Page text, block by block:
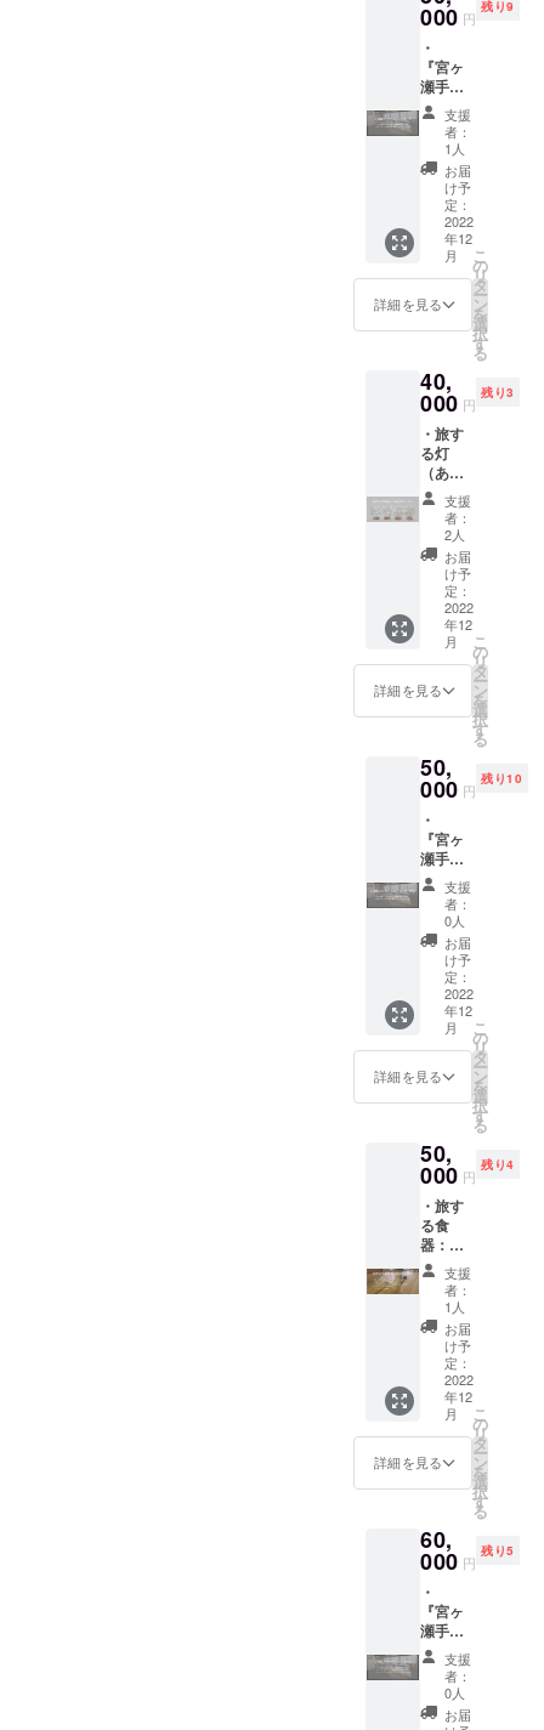
で企画
変更す
る可能
性
有）。
イベン
ト開催
時、清
川村特
産品を
お土産
にお渡
ししま
す。 ▼
山中信
人（や
まなか
と）さ
んプロ
フィー
ル 中学
校卒業
後１５
歳で単
身青森
県弘前
市に渡
り、津
軽三味
線奏者
「山田
千里(や
まだち
さと)」
の内弟
子とし
間修
業。山
田千里
流師範
とな
る。毎
年青森
県弘前
市でお
こなわ
れる津
軽三味
線世界
大会で
はＡ級
個人戦
３連覇
を達成
し殿堂
また津
軽民謡
の伝統
的な唄
付けの
技術を
競い合
う「唄
付け伴
奏部
門」で
３回の
優勝を
獲得。
海外計
３８の
国と地
にわた
り「南
中ソー
ラン」
など現
代風に
アレン
ジした
民謡を
演奏す
蝋燭は
来の西
洋ロウ
ソクと
は異な
りま
す。櫨
（ハ
ゼ）と
いう植
物を用
いて作
は蝋が
垂れず
におい
もしま
せん。
灯火に
集中で
き、瞑
想やマ
インド
フルネ
スと
いった
概念に
も適し
ている
ことか
らも注
目され
ていま
す。
（日）
に分け
て行い
ます
（雨天
の場
合、イ
ベント
内容を
変更し
て開催
しま
す） ＊
宮ヶ瀬
手しご
（神奈
川県愛
甲郡清
川村
宮ヶ瀬
971-
20） ＊
限定40
通費は
自己負
担でお
願いし
ます。
フィー
ル（西
さん）
九州生
まれ九
州育
ち。子
どもの
頃から
自然の
中で遊
ぶこと
が好
き。環
境団体
へ就職
のため
上京す
る。仕
事やプ
ライ
の人間
関係や
将来に
悩んで
いた30
歳のと
きに登
山をは
じめ夢
中にな
り、登
山を通
して自
己成長
する中
で2015
年に
「エベ
レスト
する」
という
夢が見
つか
る。
2017年
に
『チー
ムセブ
ンサ
す。清
特産品
として
力を入
れてい
る清川
恵水
ポーク
を加工
した
ソー
セージ
で、世
る日本
の味を
す。 ・
名称：
ポーク
ソー
セージ
（ウイ
ン
ナー）
・原材
料名：
豚肉
（清川
産）、
食塩、
め、香
辛料、
母エキ
ス ・内
100g ・
保存方
法：要
冷凍
（ー
18℃以
下） ・
添加物
表示：
加工で
んぷ
（Na）
、調味
ミノ酸
等）、
酸化防
止剤
（ビタ
ミン
C）、発
色剤
（亜硝
酸Na）
・アレ
ルギー
表示：
豚肉、
乳成分
・賞味/
消費期
限：裏
面中央
主原料
の原産
地：日
本
ず備考
欄に掲
載を希
望され
るお名
前をご
記入く
ださ
い。 ＊
日程
2022年
10月
オープ
ンを目
処に進
めてい
プニン
グパー
は11月3
日
（木・
祝）の
午後開
催を予
定して
いま
す。
＊場
所
宮ヶ瀬
との家
（神奈
川村
宮ヶ瀬
20） ＊
限定20
人 ＊交
通費は
自己負
担でお
願いし
ます。
清川村
特産の
ソー
セージ
飲食も
提供し
にニッ
クネー
ムを記
載 掲
載期間
（ホー
ムペー
ジ内に
恒久的
に掲載
しま
す）
掲載方
法（文
字の
み） ※
欄に掲
載を希
望され
るお名
前をご
記入く
ださ
い。 可
愛らし
いこじ
んまり
とした
個室で
すが、
専用の
デスク
＆チェ
クにも
最適な
す。共
有ス
ペース
のコリ
ビング
でのテ
レワー
クも可
能なの
と、イ
ベント
や貸し
約が
入って
の離れ
のコ
ワーキ
ングス
ペース
も利用
できま
す。住
み込み
管理人
との交
流を通
して、
宮ヶ瀬
エリア
清川村
のご案
す。
『宮ヶ
ごとの
家』か
ら徒歩1
分の立
地に
宮ヶ瀬
湖があ
000 円
残り9
・
『宮ヶ
瀬手し
ごとの
家」1週
間宿泊
券（1名
様） ・
運営会
社（株
式会社
さとく
らし）
の公式
サイト
上の支
覧に
ニック
ネーム
を記載
掲載
期間
（ホー
ムペー
ジ内に
恒久的
に掲載
しま
す）
掲載方
法（文
字の
み） ※
欄に掲
載を希
望され
るお名
前をご
記入く
ださ
い。 可
愛らし
いこじ
んまり
とした
個室で
すが、
専用の
デスク
＆チェ
クにも
最適な
す。共
有ス
ペース
のコリ
ビング
でのテ
レワー
クも可
能なの
と、イ
ベント
や貸し
約が
入って
の離れ
のコ
ングス
ペース
も利用
できま
す。住
み込み
管理人
支援
者：
1人
お届
け予
定：
2022
年12
月
詳細を見る
こ
の
リ
タ
ー
ン
を
選
択
す
る
40,
000 円
残り3
・旅す
る灯
（あか
り）：
愛らし
い旅マ
スコッ
トキャ
ラが和
紙に描
かれた
ポータ
ブルラ
イト ・
『宮ヶ
瀬手し
家」2泊
3日宿泊
券（1名
様） ・
運営会
社（株
式会社
さとく
らし）
の公式
サイト
上の支
援者一
覧に
ニック
ネーム
を記載
ムペー
ジ内に
恒久的
に掲載
しま
す）
掲載方
法（文
字の
み） ※
支援
時、必
ず備考
欄に掲
載を希
望され
るお名
い。 国
の伝統
品に指
定され
ている
「八女
提灯」
の制作
をして
支援
者：
2人
お届
け予
定：
2022
年12
月
詳細を見る
こ
の
リ
タ
ー
ン
を
選
択
す
る
50,
000 円
残り10
・
『宮ヶ
瀬手し
ごとの
家」1週
間宿泊
券（2名
様） ・
運営会
社（株
式会社
さとく
らし）
の公式
サイト
上の支
覧に
ニック
ネーム
を記載
掲載
期間
（ホー
ムペー
ジ内に
恒久的
に掲載
しま
す）
掲載方
法（文
字の
み） ※
欄に掲
載を希
望され
るお名
前をご
記入く
ださ
い。 2
名様用
の少し
支援
者：
0人
お届
け予
定：
2022
年12
月
詳細を見る
こ
の
リ
タ
ー
ン
を
選
択
す
る
50,
000 円
残り4
・旅す
る食
器：箸
とス
プーン
フォー
クと木
筒（お
猪口＆
花器）
が一体
となっ
たセッ
ト ・
『宮ヶ
ごとの
家」2泊
3日宿泊
券（1名
様） ・
運営会
社（株
式会社
さとく
らし）
支援
者：
1人
お届
け予
定：
2022
年12
月
詳細を見る
こ
の
リ
タ
ー
ン
を
選
択
す
る
60,
000 円
残り5
・
『宮ヶ
瀬手し
ごとの
家」2週
間宿泊
券（1名
支援
者：
0人
お届